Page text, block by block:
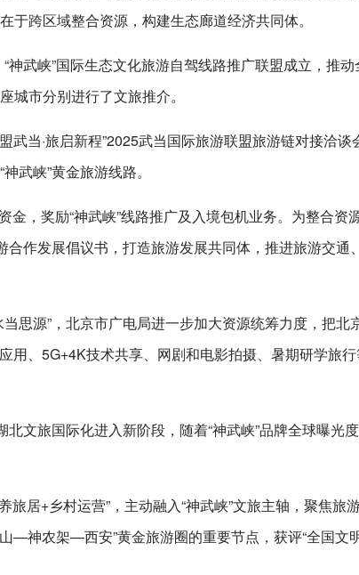
跨区域整合资源，构建生态廊道经济共同体。
神武峡”国际生态文化旅游自驾线路推广联盟成立，推
城市分别进行了文旅推介。
当·旅启新程”2025武当国际旅游联盟旅游链对接洽谈
武峡”黄金旅游线路。
金，奖励“神武峡”线路推广及入境包机业务。为整合资
合作发展倡议书，打造旅游发展共同体，推进旅游交通
思源”，北京市广电局进一步加大资源统筹力度，把北
用、5G+4K技术共享、网剧和电影拍摄、暑期研学旅
文旅国际化进入新阶段，随着“神武峡”品牌全球曝光度
居+乡村运营”，主动融入“神武峡”文旅主轴，聚焦旅
—神农架—西安”黄金旅游圈的重要节点，获评“全国文明